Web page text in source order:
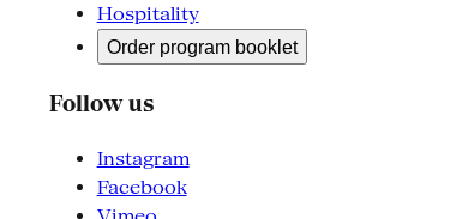
Hospitality
Order program booklet
Follow us
Instagram
Facebook